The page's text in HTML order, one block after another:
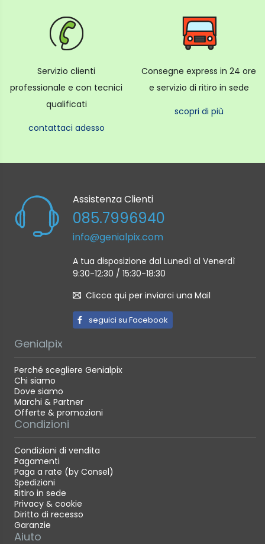
Servizio clienti
professionale e con tecnici
qualificati
contattaci adesso
Consegne express in 24 ore
e servizio di ritiro in sede
scopri di più
Assistenza Clienti
085.7996940
info@genialpix.com
A tua disposizione dal Lunedì al Venerdì
9:30-12:30 / 15:30-18:30
Clicca qui per inviarci una Mail
seguici su Facebook
Genialpix
Perché scegliere Genialpix
Chi siamo
Dove siamo
Marchi & Partner
Offerte & promozioni
Condizioni
Condizioni di vendita
Pagamenti
Paga a rate (by Consel)
Spedizioni
Ritiro in sede
Privacy & cookie
Diritto di recesso
Garanzie
Aiuto